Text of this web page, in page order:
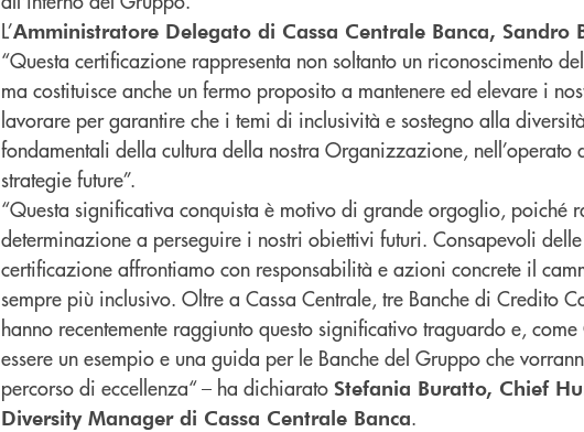
L’Amministratore Delegato di Cassa Centrale Banca, Sandro
“Questa certificazione rappresenta non soltanto un riconoscimento
ma costituisce anche un fermo proposito a mantenere ed elevare i
lavorare per garantire che i temi di inclusività e sostegno alla
fondamentali della cultura della nostra Organizzazione, nell’operato
strategie future”.
“Questa significativa conquista è motivo di grande orgoglio, poiché
determinazione a perseguire i nostri obiettivi futuri. Consapevoli
certificazione affrontiamo con responsabilità e azioni concrete il
sempre più inclusivo. Oltre a Cassa Centrale, tre Banche di Credito
hanno recentemente raggiunto questo significativo traguardo e,
essere un esempio e una guida per le Banche del Gruppo che
percorso di eccellenza“ – ha dichiarato Stefania Buratto, Chief
Diversity Manager di Cassa Centrale Banca.